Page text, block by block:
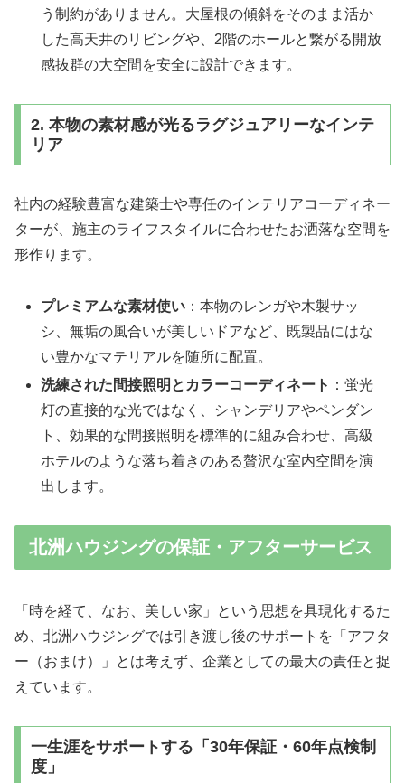
う制約がありません。大屋根の傾斜をそのまま活か
した高天井のリビングや、2階のホールと繋がる開放
感抜群の大空間を安全に設計できます。
2. 本物の素材感が光るラグジュアリーなインテ
リア
社内の経験豊富な建築士や専任のインテリアコーディネー
ターが、施主のライフスタイルに合わせたお洒落な空間を
形作ります。
プレミアムな素材使い ：本物のレンガや木製サッ
シ、無垢の風合いが美しいドアなど、既製品にはな
い豊かなマテリアルを随所に配置。
洗練された間接照明とカラーコーディネート ：蛍光
灯の直接的な光ではなく、シャンデリアやペンダン
ト、効果的な間接照明を標準的に組み合わせ、高級
ホテルのような落ち着きのある贅沢な室内空間を演
出します。
北洲ハウジングの保証・アフターサービス
「時を経て、なお、美しい家」という思想を具現化するた
め、北洲ハウジングでは引き渡し後のサポートを「アフタ
ー（おまけ）」とは考えず、企業としての最大の責任と捉
えています。
一生涯をサポートする「30年保証・60年点検制
度」